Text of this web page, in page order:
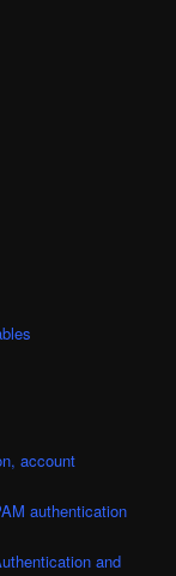
account
authentication
and